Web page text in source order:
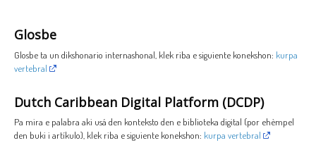
Glosbe
Glosbe ta un dikshonario internashonal, klek riba e siguiente konekshon: kurpa
vertebral
Dutch Caribbean Digital Platform (DCDP)
Pa mira e palabra aki usá den konteksto den e biblioteka digital (por ehèmpel
den buki i artíkulo), klek riba e siguiente konekshon: kurpa vertebral